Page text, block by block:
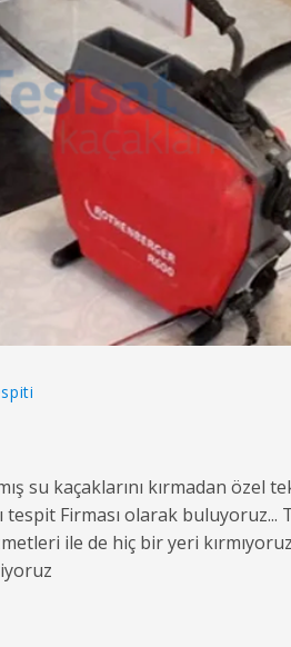
su kaçaklarını kırmadan özel
Firması olarak buluyoruz...
ile de hiç bir yeri